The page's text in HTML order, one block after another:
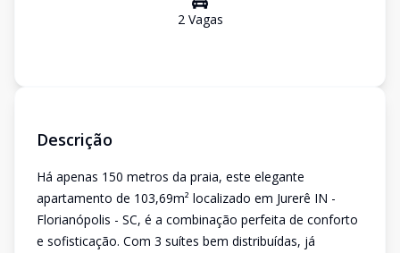
2Vagas
Descrição
Há apenas 150 metros da praia, este elegante
apartamento de 103,69m² localizado em Jurerê IN -
Florianópolis - SC, é a combinação perfeita de conforto
e sofisticação. Com 3 suítes bem distribuídas, já